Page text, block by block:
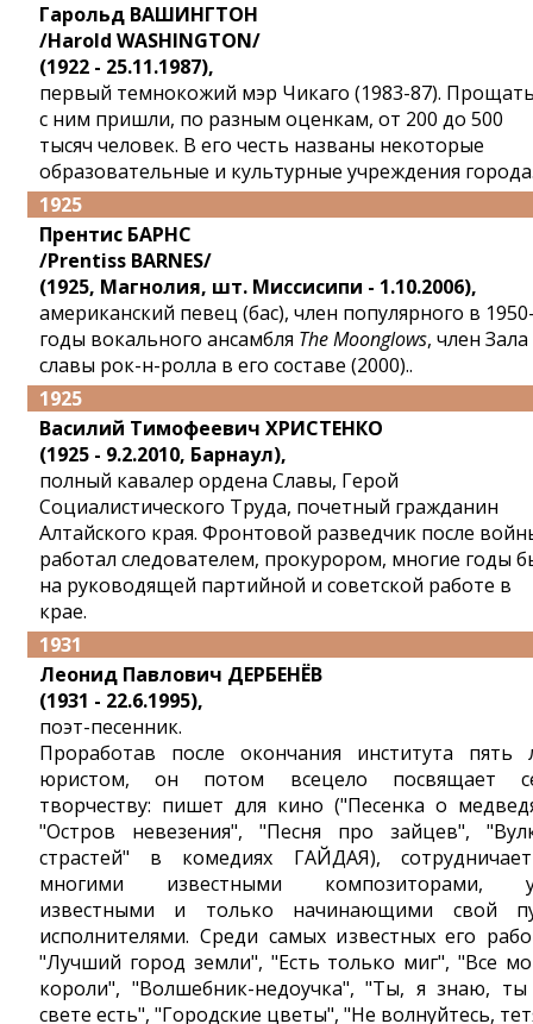
Гарольд ВАШИНГТОН
/Harold WASHINGTON/
(1922 - 25.11.1987),
первый темнокожий мэр Чикаго (1983-87).
с ним пришли, по разным оценкам, от 200 до 500
тысяч человек. В его честь названы некоторые
образовательные и культурные учреждения
1925
Прентис БАРНС
/Prentiss BARNES/
(1925, Магнолия, шт. Миссисипи - 1.10.2006),
американский певец (бас), член популярного в
годы вокального ансамбля The Moonglows, член Зала
славы рок-н-ролла в его составе (2000)..
1925
Василий Тимофеевич ХРИСТЕНКО
(1925 - 9.2.2010, Барнаул),
полный кавалер ордена Славы, Герой
Социалистического Труда, почетный гражданин
Алтайского края. Фронтовой разведчик после
работал следователем, прокурором, многие годы
на руководящей партийной и советской работе в
крае.
1931
Леонид Павлович ДЕРБЕНЁВ
(1931 - 22.6.1995),
поэт-песенник.
Проработав после окончания института пять
юристом, он потом всецело посвящает
творчеству: пишет для кино ("Песенка о
"Остров невезения", "Песня про зайцев",
страстей" в комедиях ГАЙДАЯ),
многими известными композиторами,
известными и только начинающими свой
исполнителями. Среди самых известных его
"Лучший город земли", "Есть только миг", "Все
короли", "Волшебник-недоучка", "Ты, я знаю,
свете есть", "Городские цветы", "Не волнуйтесь,